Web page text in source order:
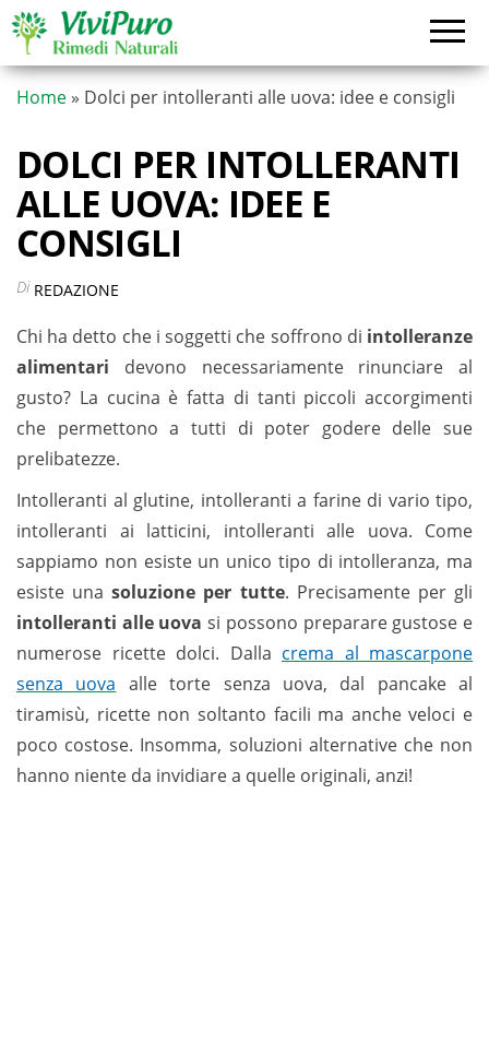
Vai
contenuto
Home » Dolci per intolleranti alle uova: idee e consigli
DOLCI PER INTOLLERANTI
ALLE UOVA: IDEE E
CONSIGLI
Di REDAZIONE
Chi ha detto che i soggetti che soffrono di intolleranze
alimentari devono necessariamente rinunciare al
gusto? La cucina è fatta di tanti piccoli accorgimenti
che permettono a tutti di poter godere delle sue
prelibatezze.
Intolleranti al glutine, intolleranti a farine di vario tipo,
intolleranti ai latticini, intolleranti alle uova. Come
sappiamo non esiste un unico tipo di intolleranza, ma
esiste unasoluzione per tutte. Precisamente per gli
intolleranti alle uova si possono preparare gustose e
numerose ricette dolci. Dalla crema al mascarpone
senza uova alle torte senza uova, dal pancake al
tiramisù, ricette non soltanto facili ma anche veloci e
poco costose. Insomma, soluzioni alternative che non
hanno niente da invidiare a quelle originali, anzi!